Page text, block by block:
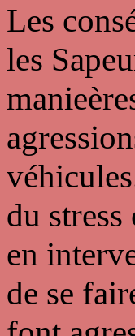
Les
les
du
en
de se